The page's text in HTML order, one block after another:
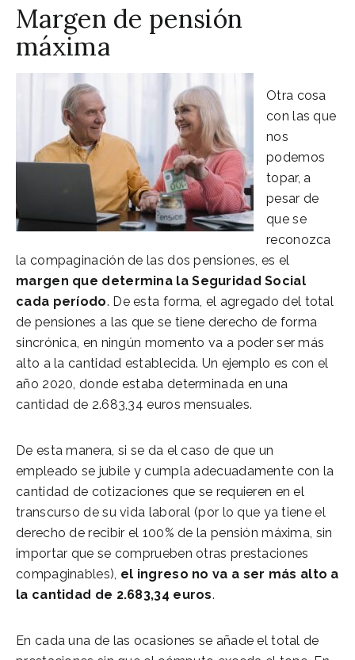
Margen de pensión
máxima
Otra cosa
con las que
nos
podemos
topar, a
pesar de
que se
reconozca
la compaginación de las dos pensiones, es el
margen que determina la Seguridad Social
cada período. De esta forma, el agregado del total
de pensiones a las que se tiene derecho de forma
sincrónica, en ningún momento va a poder ser más
alto a la cantidad establecida. Un ejemplo es con el
año 2020, donde estaba determinada en una
cantidad de 2.683,34 euros mensuales.
De esta manera, si se da el caso de que un
empleado se jubile y cumpla adecuadamente con la
cantidad de cotizaciones que se requieren en el
transcurso de su vida laboral (por lo que ya tiene el
derecho de recibir el 100% de la pensión máxima, sin
importar que se comprueben otras prestaciones
compaginables), el ingreso no va a ser más alto a
la cantidad de 2.683,34 euros.
En cada una de las ocasiones se añade el total de